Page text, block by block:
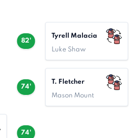
82'
Tyrell Malacia
Luke Shaw
74'
T. Fletcher
Mason Mount
74'